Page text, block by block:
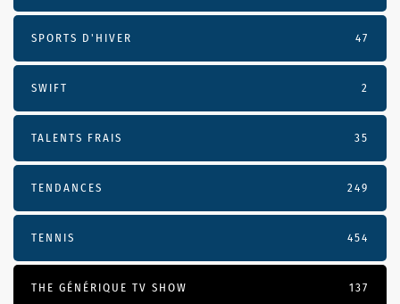
SPORTS D'HIVER 47
SWIFT 2
TALENTS FRAIS 35
TENDANCES 249
TENNIS 454
THE GÉNÉRIQUE TV SHOW 137